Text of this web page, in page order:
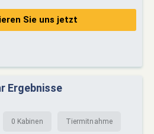
Sie uns jetzt
Ergebnisse
0 Kabinen Tiermitnahme